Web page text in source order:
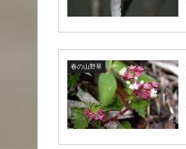
春の山野草